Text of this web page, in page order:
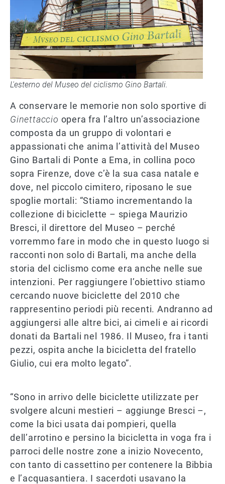
L'esterno del Museo del ciclismo Gino Bartali.
A conservare le memorie non solo sportive di
Ginettaccio opera fra l’altro un’associazione
composta da un gruppo di volontari e
appassionati che anima l’attività del Museo
Gino Bartali di Ponte a Ema, in collina poco
sopra Firenze, dove c’è la sua casa natale e
dove, nel piccolo cimitero, riposano le sue
spoglie mortali: “Stiamo incrementando la
collezione di biciclette – spiega Maurizio
Bresci, il direttore del Museo – perché
vorremmo fare in modo che in questo luogo si
racconti non solo di Bartali, ma anche della
storia del ciclismo come era anche nelle sue
intenzioni. Per raggiungere l’obiettivo stiamo
cercando nuove biciclette del 2010 che
rappresentino periodi più recenti. Andranno ad
aggiungersi alle altre bici, ai cimeli e ai ricordi
donati da Bartali nel 1986. Il Museo, fra i tanti
pezzi, ospita anche la bicicletta del fratello
Giulio, cui era molto legato”.
“Sono in arrivo delle biciclette utilizzate per
svolgere alcuni mestieri – aggiunge Bresci –,
come la bici usata dai pompieri, quella
dell’arrotino e persino la bicicletta in voga fra i
parroci delle nostre zone a inizio Novecento,
con tanto di cassettino per contenere la Bibbia
e l’acquasantiera. I sacerdoti usavano la